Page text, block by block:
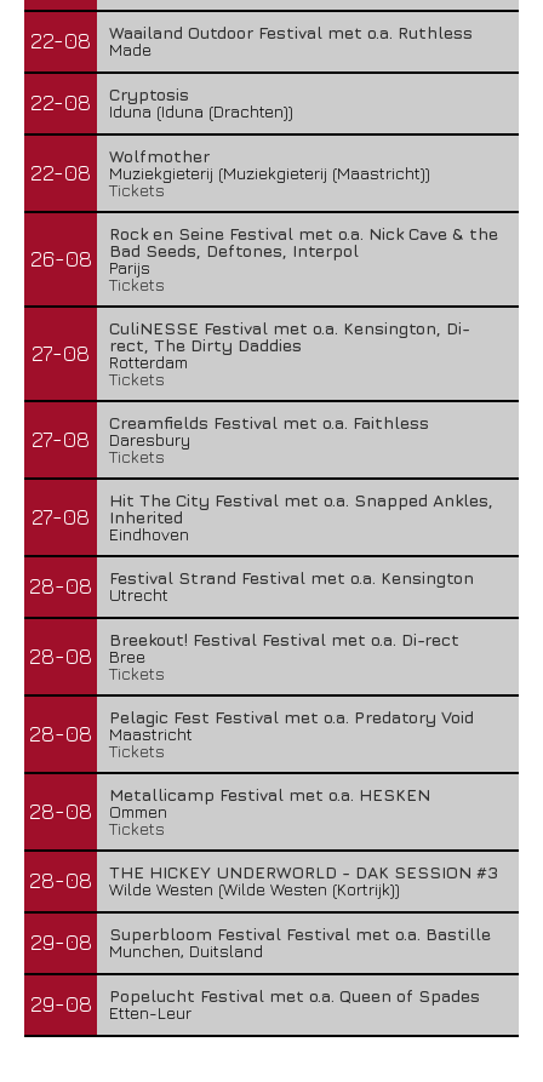
22-08
Waailand Outdoor Festival met o.a. Ruthless
Made
22-08
Cryptosis
Iduna (Iduna (Drachten))
22-08
Wolfmother
Muziekgieterij (Muziekgieterij (Maastricht))
Tickets
26-08
Rock en Seine Festival met o.a. Nick Cave & the
Bad Seeds, Deftones, Interpol
Parijs
Tickets
27-08
CuliNESSE Festival met o.a. Kensington, Di-
rect, The Dirty Daddies
Rotterdam
Tickets
27-08
Creamfields Festival met o.a. Faithless
Daresbury
Tickets
27-08
Hit The City Festival met o.a. Snapped Ankles,
Inherited
Eindhoven
28-08
Festival Strand Festival met o.a. Kensington
Utrecht
28-08
Breekout! Festival Festival met o.a. Di-rect
Bree
Tickets
28-08
Pelagic Fest Festival met o.a. Predatory Void
Maastricht
Tickets
28-08
Metallicamp Festival met o.a. HESKEN
Ommen
Tickets
28-08
THE HICKEY UNDERWORLD - DAK SESSION #3
Wilde Westen (Wilde Westen (Kortrijk))
29-08
Superbloom Festival Festival met o.a. Bastille
Munchen, Duitsland
29-08
Popelucht Festival met o.a. Queen of Spades
Etten-Leur